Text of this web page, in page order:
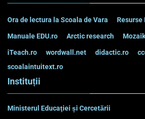
Ora de lectura la Scoala de Vara Resurse
Manuale EDU.ro Arctic research
iTeach.ro wordwall.net didactic.ro
scoalaintuitext.ro
Instituții
Ministerul Educaţiei și Cercetării